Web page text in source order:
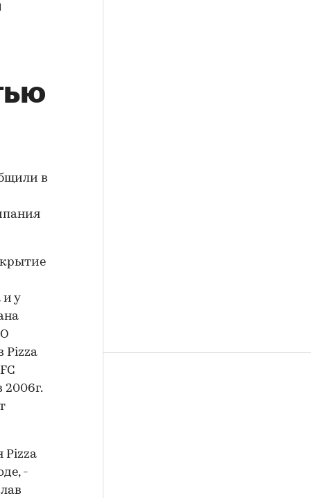
в
и у
Pizza
2006г.
Pizza
-